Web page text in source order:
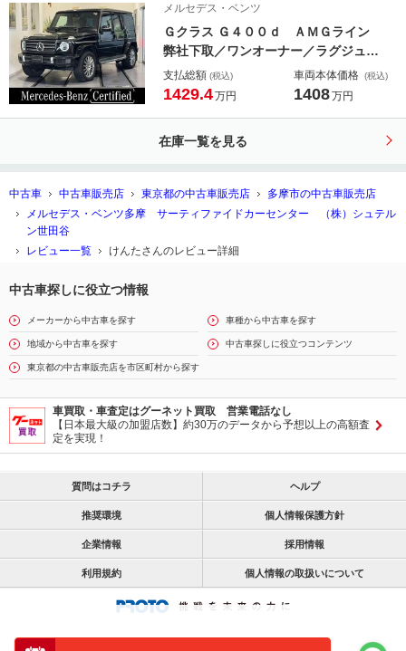
証２年／
メルセデス・ベンツ
Ｇクラス Ｇ４００ｄ ＡＭＧライン
弊社下取／ワンオーナー／ラグジュア
リーＰ／アダプティブダンピングシス
テム／アンビエントライト／メモリ付
正ドラレコ／スライディングルー
支払総額 (税込)
1429.4万円
車両本体価格 (税込)
1408万円
在庫一覧を見る
中古車 中古車販売店 東京都の中古車販売店
多摩市の中古車販売店
メルセデス・ベンツ多摩 サーティファイドカーセンター （株）シュテル
ン世田谷
レビュー一覧
けんたさんのレビュー詳細
中古車探しに役立つ情報
メーカーから中古車を探す 車種から中古車を探す
地域から中古車を探す 中古車探しに役立つコンテンツ
東京都の中古車販売店を市区町村から探す
車買取・車査定はグーネット買取 営業電話なし
【日本最大級の加盟店数】約30万のデータから予想以上の高額査
定を実現！
質問はコチラ ヘルプ
推奨環境 個人情報保護方針
企業情報 採用情報
利用規約 個人情報の取扱いについて